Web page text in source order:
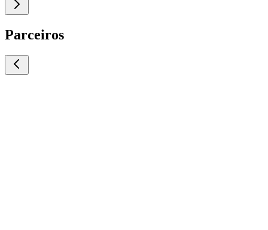
Parceiros